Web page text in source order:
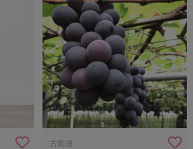
古凱瑭